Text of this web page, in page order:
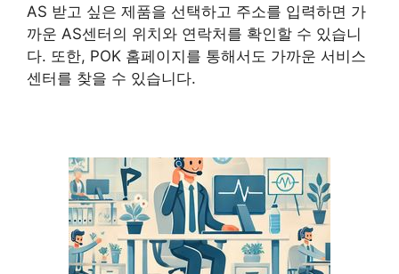
AS 받고 싶은 제품을 선택하고 주소를 입력하면 가
까운 AS센터의 위치와 연락처를 확인할 수 있습니
다. 또한, POK 홈페이지를 통해서도 가까운 서비스
센터를 찾을 수 있습니다.